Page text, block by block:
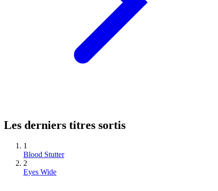
Les derniers titres sortis
1
Blood Stutter
2
Eyes Wide